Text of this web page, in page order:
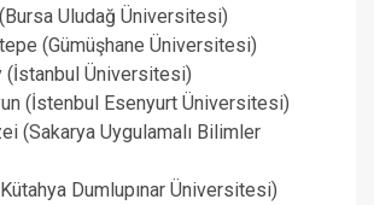
Uludağ Üniversitesi)
(Gümüşhane Üniversitesi)
(İstanbul Üniversitesi)
(İstenbul Esenyurt Üniversitesi)
(Sakarya Uygulamalı Bilimler
Dumlupınar Üniversitesi)